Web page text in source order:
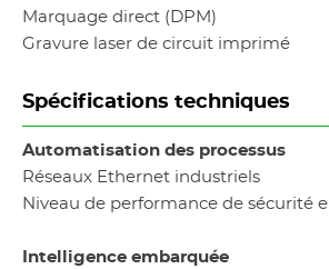
Marquage direct (DPM)
Gravure laser de circuit imprimé
Spécifications techniques
Automatisation des processus
Réseaux Ethernet industriels
Niveau de performance de sécurité e
Intelligence embarquée